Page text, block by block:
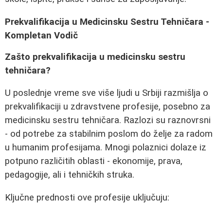
Prekvalifikacija u Medicinsku Sestru Tehničara -
Kompletan Vodič
Zašto prekvalifikacija u medicinsku sestru
tehničara?
U poslednje vreme sve više ljudi u Srbiji razmišlja o
prekvalifikaciji u zdravstvene profesije, posebno za
medicinsku sestru tehničara. Razlozi su raznovrsni
- od potrebe za stabilnim poslom do želje za radom
u humanim profesijama. Mnogi polaznici dolaze iz
potpuno različitih oblasti - ekonomije, prava,
pedagogije, ali i tehničkih struka.
Ključne prednosti ove profesije uključuju: